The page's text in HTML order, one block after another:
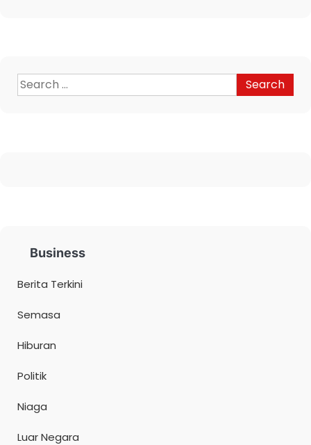
Business
Berita Terkini
Semasa
Hiburan
Politik
Niaga
Luar Negara